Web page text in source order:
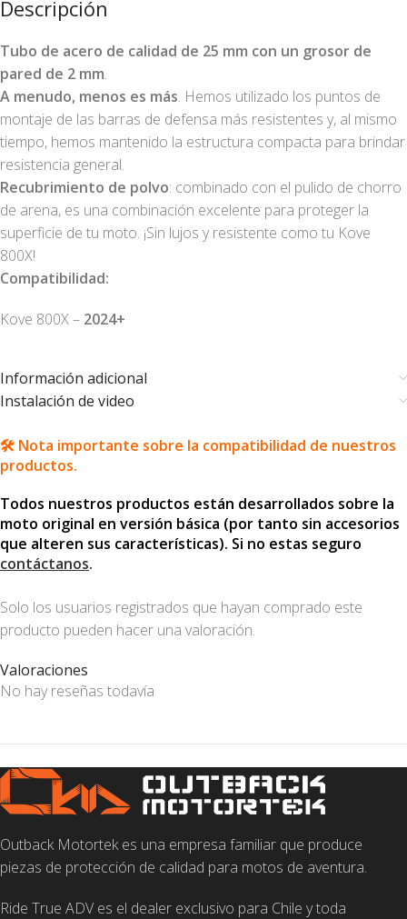
Descripción
Tubo de acero de calidad de 25 mm con un grosor de
pared de 2 mm.
A menudo, menos es más. Hemos utilizado los puntos de
montaje de las barras de defensa más resistentes y, al mismo
tiempo, hemos mantenido la estructura compacta para brindar
resistencia general.
Recubrimiento de polvo: combinado con el pulido de chorro
de arena, es una combinación excelente para proteger la
superficie de tu moto. ¡Sin lujos y resistente como tu Kove
800X!
Compatibilidad:
Kove 800X – 2024+
Información adicional
Instalación de video
🛠️ Nota importante sobre la compatibilidad de nuestros
productos.
Todos nuestros productos están desarrollados sobre la
moto original en versión básica (por tanto sin accesorios
que alteren sus características). Si no estas seguro
contáctanos.
Valoraciones
No hay reseñas todavía
Solo los usuarios registrados que hayan comprado este
producto pueden hacer una valoración.
Outback Motortek es una empresa familiar que produce
piezas de protección de calidad para motos de aventura.
Ride True ADV es el dealer exclusivo para Chile y toda